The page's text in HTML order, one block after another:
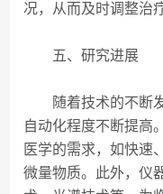
况，从而及时调整治
五、研究进展
随着技术的不断发
自动化程度不断提高
医学的需求，如快速
微量物质。此外，仪